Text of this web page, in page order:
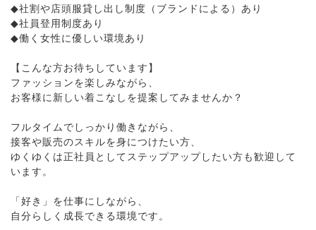
◆社割や店頭服貸し出し制度（ブランドによる）あり
◆社員登用制度あり
◆働く女性に優しい環境あり
【こんな方お待ちしています】
ファッションを楽しみながら、
お客様に新しい着こなしを提案してみませんか？
フルタイムでしっかり働きながら、
接客や販売のスキルを身につけたい方、
ゆくゆくは正社員としてステップアップしたい方も歓迎して
います。
「好き」を仕事にしながら、
自分らしく成長できる環境です。